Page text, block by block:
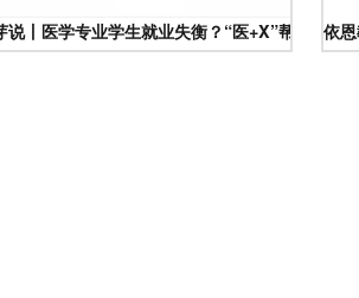
务
说丨医学专业学生就业失衡？“医+X”帮你解决
依